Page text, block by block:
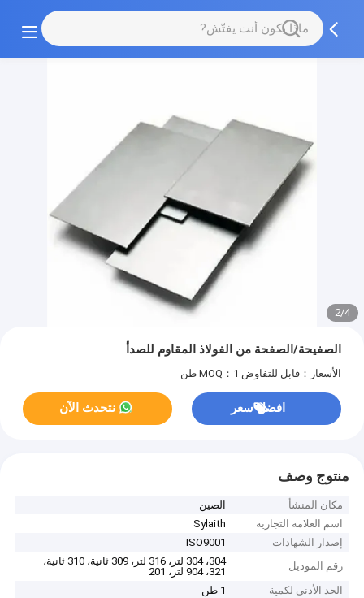
2/4
الصفيحة/الصفحة من الفولاذ المقاوم للصدأ
الأسعار：قابل للتفاوض MOQ：1 طن
افضل سعر نتحدث الآن
منتوج وصف
مكان المنشأ
الصين
اسم العلامة التجارية
Sylaith
إصدار الشهادات
ISO9001
رقم الموديل
304، 304 لتر، 316 لتر، 309 ثانية، 310 ثانية،
321، 904 لتر، 201
الحد الأدنى لكمية
1 طن